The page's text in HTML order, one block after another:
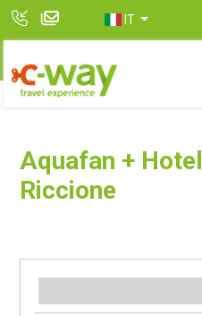
IT
Aquafan +
Riccione